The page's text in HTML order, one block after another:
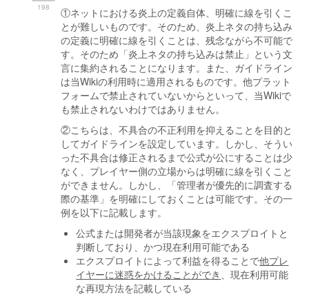
198
①ネットにおける炎上の定義自体、明確に線を引くこ
とが難しいものです。そのため、炎上ネタの持ち込み
の定義に明確に線を引くことは、残念ながら不可能で
す。そのため「炎上ネタの持ち込みは禁止」という文
言に集約されることになります。また、ガイドライン
は当Wikiの利用時に適用されるものです。他プラット
フォームで禁止されていないからといって、当Wikiで
も禁止されないわけではありません。
②こちらは、不具合の不正利用を抑えることを目的と
してガイドラインを設定しています。しかし、そうい
った不具合は修正されるまで公式が公にすることは少
なく、プレイヤー側の立場からは明確に線を引くこと
ができません。しかし、「管理者が優先的に調査する
際の基準」を明確にしておくことは可能です。その一
例を以下に記載します。
公式または開発者が当該現象をエクスプロイトと
判断しており、かつ現在利用可能である
エクスプロイトによって利益を得ることで他プレ
イヤーに迷惑をかけることができ 、現在利用可能
な再現方法を記載している